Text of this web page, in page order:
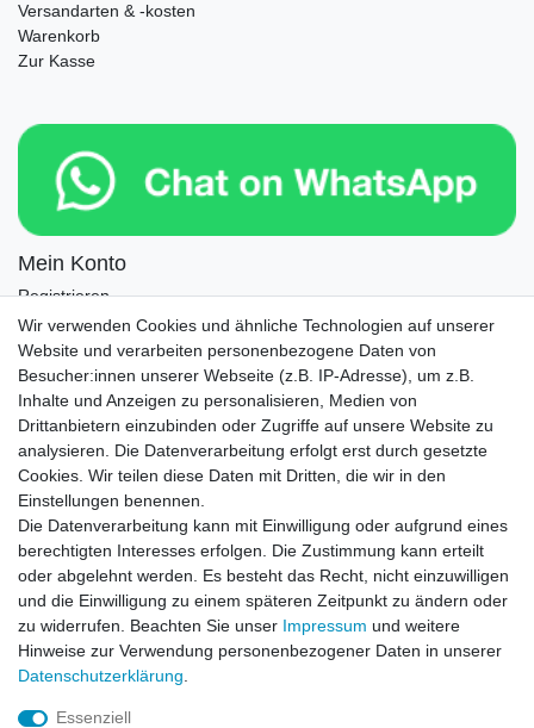
Versandarten & -kosten
Warenkorb
Zur Kasse
Mein Konto
Registrieren
Login
Newsletter
E-MAIL **
Newsletter
Honig
Hiermit bestätige ich, dass ich die
Einwilligung kann ich jederzeit widerrufen.**
Abonnieren
** Hierbei handelt es sich um ein Pflichtfeld.
Wir verwenden Cookies und ähnliche Technologien auf unserer
Website und verarbeiten personenbezogene Daten von
Besucher:innen unserer Webseite (z.B. IP-Adresse), um z.B.
Inhalte und Anzeigen zu personalisieren, Medien von
Drittanbietern einzubinden oder Zugriffe auf unsere Website zu
analysieren. Die Datenverarbeitung erfolgt erst durch gesetzte
Cookies. Wir teilen diese Daten mit Dritten, die wir in den
Einstellungen benennen.
Die Datenverarbeitung kann mit Einwilligung oder aufgrund eines
berechtigten Interesses erfolgen. Die Zustimmung kann erteilt
oder abgelehnt werden. Es besteht das Recht, nicht einzuwilligen
und die Einwilligung zu einem späteren Zeitpunkt zu ändern oder
zu widerrufen. Beachten Sie unser Impressum und weitere
Hinweise zur Verwendung personenbezogener Daten in unserer
Daten­schutz­erklärung
Essenziell